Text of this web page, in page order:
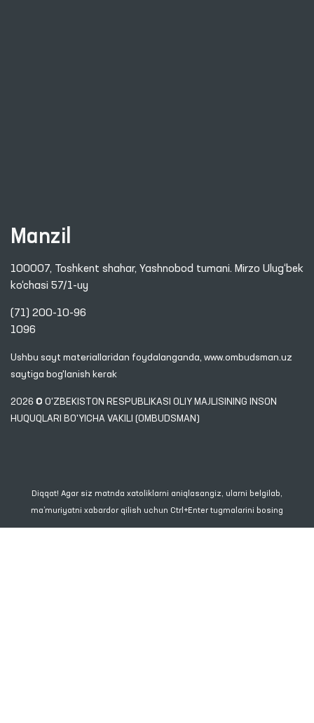
Manzil
100007, Toshkent shahar, Yashnobod tumani. Mirzo Ulug‘bek
ko‘chasi 57/1-uy
(71) 200-10-96
1096
Ushbu sayt materiallaridan foydalanganda, www.ombudsman.uz
saytiga bog'lanish kerak
2026 © O'ZBEKISTON RESPUBLIKASI OLIY MAJLISINING INSON
HUQUQLARI BO'YICHA VAKILI (OMBUDSMAN)
Diqqat! Agar siz matnda xatoliklarni aniqlasangiz, ularni belgilab,
ma’muriyatni xabardor qilish uchun Ctrl+Enter tugmalarini bosing